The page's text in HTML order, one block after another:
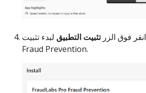
انقر فوق الزرتثبيت التطبيق لبدء تثبيت FraudLabs Pro
Fraud Prevention.